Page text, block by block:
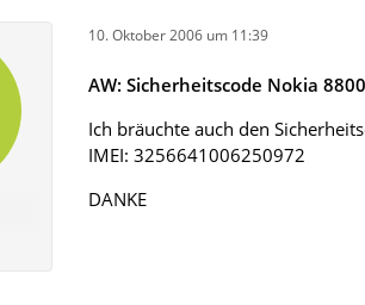
10. Oktober 2006 um 11:39
AW: Sicherheitscode Nokia 8800
Ich bräuchte auch den
IMEI: 3256641006250972
DANKE